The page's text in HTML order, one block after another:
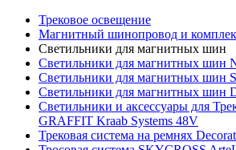
Трековое освещение
Магнитный шинопровод и
Светильники для магнитных шин
Светильники для магнитных шин
Светильники для магнитных шин
Светильники для магнитных шин
Светильники и аксессуары для
GRAFFIT Kraab Systems 48V
Трековая система на ремнях